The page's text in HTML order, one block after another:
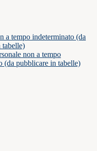
a tempo indeterminato (da
tabelle)
non a tempo
(da pubblicare in tabelle)